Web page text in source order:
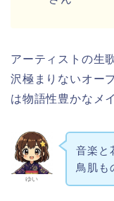
アーティストの生
沢極まりないオー
は物語性豊かなメ
ゆい
音楽と
鳥肌も